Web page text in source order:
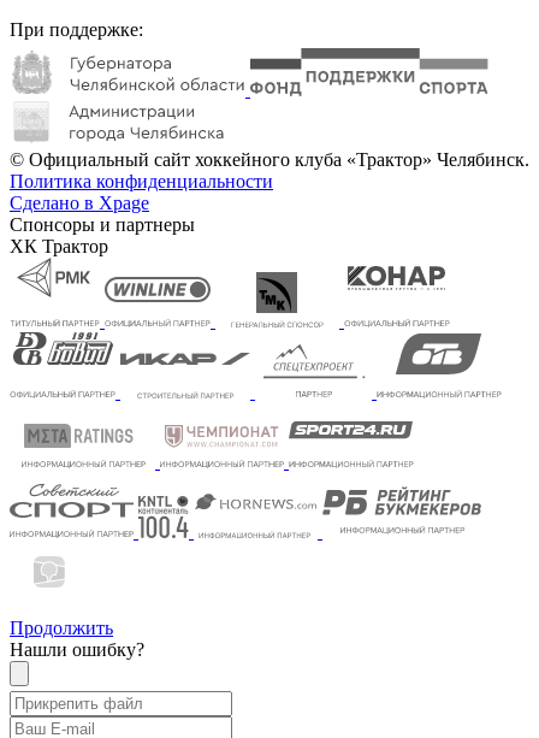
При поддержке:
© Официальный сайт хоккейного клуба «Трактор» Челябинск.
Политика конфиденциальности
Сделано в Xpage
Спонсоры и партнеры
ХК Трактор
Продолжить
Нашли ошибку?